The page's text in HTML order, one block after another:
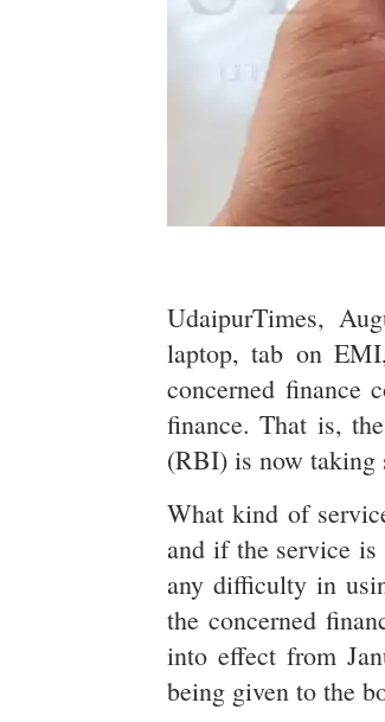
UdaipurTimes,
laptop, tab on
concerned finance
finance. That is,
(RBI) is now taking
What kind of
and if the service is
any difficulty in
the concerned
into effect from
being given to the